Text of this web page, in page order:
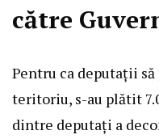
către
Pentru ca deputații
teritoriu, s-au plătit
dintre deputați a